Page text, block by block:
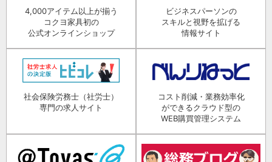
4,000アイテム以上が揃う
コクヨ家具初の
公式オンラインショップ
ビジネスパーソンの
スキルと視野を拡げる
情報サイト
社会保険労務士（社労士）
専門の求人サイト
コスト削減・業務効率化
ができるクラウド型の
WEB購買管理システム